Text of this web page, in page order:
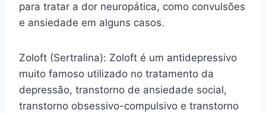
para tratar a dor neuropática, como convulsões
e ansiedade em alguns casos.
Zoloft (Sertralina): Zoloft é um antidepressivo
muito famoso utilizado no tratamento da
depressão, transtorno de ansiedade social,
transtorno obsessivo-compulsivo e transtorno